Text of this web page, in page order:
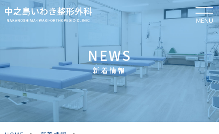
MENU
NEWS
新着情報